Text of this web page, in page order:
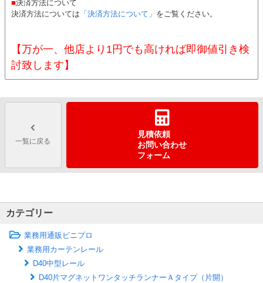
■決済方法について
決済方法については 「決済方法について」 をご覧ください。
【万が一、他店より1円でも高ければ即御値引き検
討致します】
一覧に戻る
見積依頼
お問い合わせ
フォーム
カテゴリー
業務用通販ビニプロ
業務用カーテンレール
D40中型レール
D40片マグネットワンタッチランナーＡタイプ（片開）